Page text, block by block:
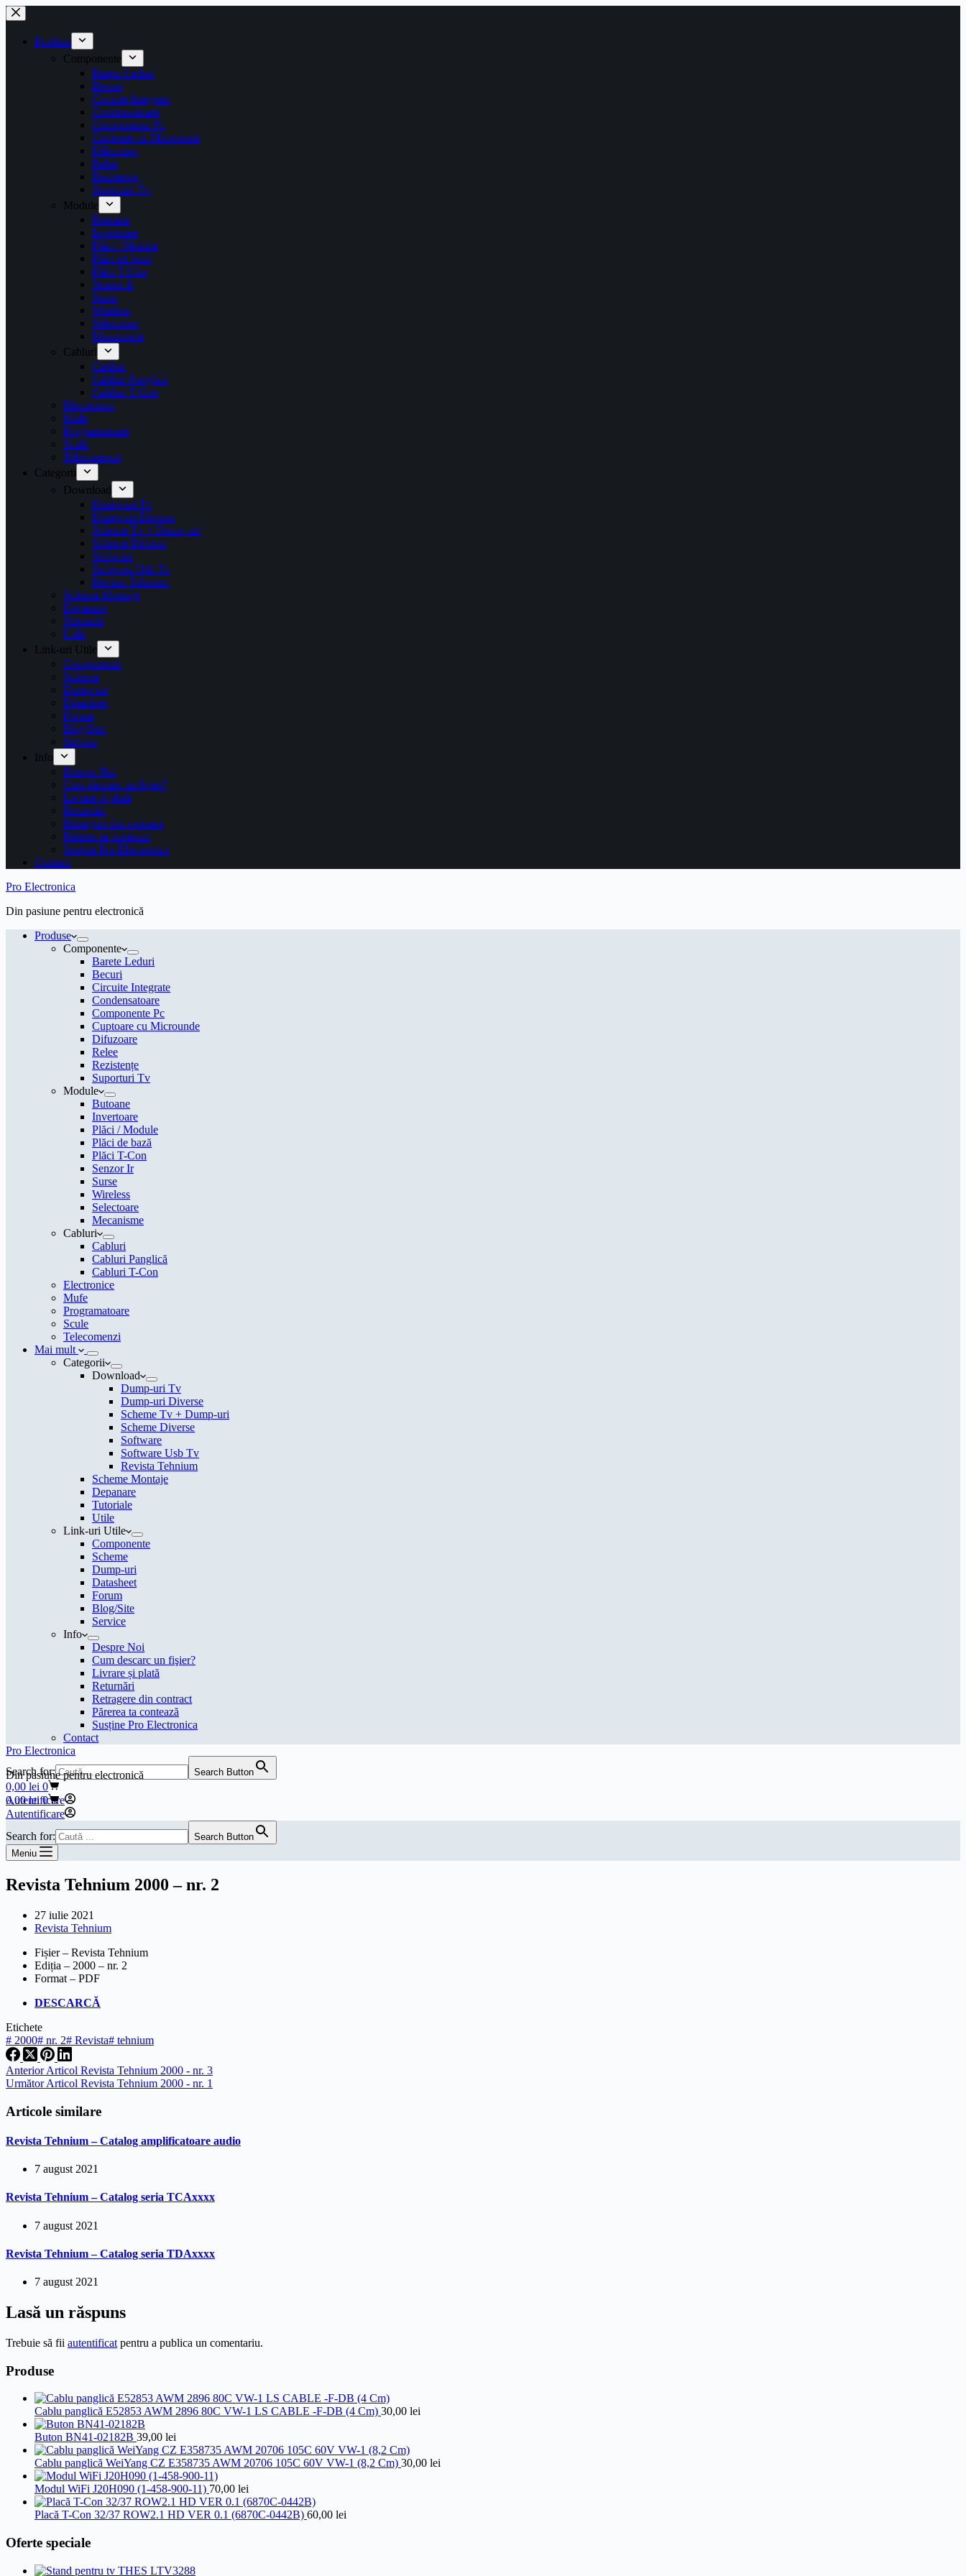
Sari
la
conținutProduse
Componente
Barete Leduri
Becuri
Circuite Integrate
Condensatoare
Componente Pc
Cuptoare cu Microunde
Difuzoare
Relee
Rezistențe
Suporturi Tv
Module
Butoane
Invertoare
Plăci / Module
Plăci de bază
Plăci T-Con
Senzor Ir
Surse
Wireless
Selectoare
Mecanisme
Cabluri
Cabluri
Cabluri Panglică
Cabluri T-Con
Electronice
Mufe
Programatoare
Scule
Telecomenzi
Categorii
Download
Dump-uri Tv
Dump-uri Diverse
Scheme Tv + Dump-uri
Scheme Diverse
Software
Software Usb Tv
Revista Tehnium
Scheme Montaje
Depanare
Tutoriale
Utile
Link-uri Utile
Componente
Scheme
Dump-uri
Datasheet
Forum
Blog/Site
Service
Info
Despre Noi
Cum descarc un fişier?
Livrare și plată
Returnări
Retragere din contract
Părerea ta contează
Susține Pro Electronica
Contact
Pro Electronica
Din pasiune pentru electronică
Produse
Componente
Barete Leduri
Becuri
Circuite Integrate
Condensatoare
Componente Pc
Cuptoare cu Microunde
Difuzoare
Relee
Rezistențe
Suporturi Tv
Module
Butoane
Invertoare
Plăci / Module
Plăci de bază
Plăci T-Con
Senzor Ir
Surse
Wireless
Selectoare
Mecanisme
Cabluri
Cabluri
Cabluri Panglică
Cabluri T-Con
Electronice
Mufe
Programatoare
Scule
Telecomenzi
Mai mult
Categorii
Download
Dump-uri Tv
Dump-uri Diverse
Scheme Tv + Dump-uri
Scheme Diverse
Software
Software Usb Tv
Revista Tehnium
Scheme Montaje
Depanare
Tutoriale
Utile
Link-uri Utile
Componente
Scheme
Dump-uri
Datasheet
Forum
Blog/Site
Service
Info
Despre Noi
Cum descarc un fişier?
Livrare și plată
Returnări
Retragere din contract
Părerea ta contează
Susține Pro Electronica
Contact
Search for: Search Button
Coș
de
cumpărături
0,00 lei 0
Autentificare
Pro Electronica
Din pasiune pentru electronică
Coș
de
cumpărături
0,00lei 0
Autentificare
Search for:
Search Button
Meniu
Revista Tehnium 2000 – nr. 2
27 iulie 2021
Revista Tehnium
Fișier – Revista Tehnium
Ediția – 2000 – nr. 2
Format – PDF
DESCARCĂ
Etichete
# 2000# nr. 2# Revista# tehnium
AnteriorArticol Revista Tehnium 2000 - nr. 3
UrmătorArticol Revista Tehnium 2000 - nr. 1
Articole similare
Revista Tehnium – Catalog amplificatoare audio
7 august 2021
Revista Tehnium – Catalog seria TCAxxxx
7 august 2021
Revista Tehnium – Catalog seria TDAxxxx
7 august 2021
Lasă un răspuns
Trebuie să fii autentificat pentru a publica un comentariu.
Produse
Cablu panglică E52853 AWM 2896 80C VW-1 LS CABLE -F-DB (4 Cm) 30,00 lei
Buton BN41-02182B 39,00 lei
Cablu panglică WeiYang CZ E358735 AWM 20706 105C 60V VW-1 (8,2 Cm) 30,00 lei
Modul WiFi J20H090 (1-458-900-11) 70,00 lei
Placă T-Con 32/37 ROW2.1 HD VER 0.1 (6870C-0442B) 60,00 lei
Oferte speciale